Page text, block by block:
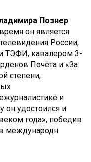
Познер
он является
России,
ТЭФИ, кавалером 3-
Почёта и «За
степени,
и
он удостоился и
года», победив
международн.